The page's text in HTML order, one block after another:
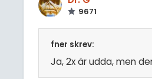
9671
fner skrev:
Ja, 2x är udda, men